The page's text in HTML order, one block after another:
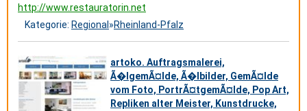
http://www.restauratorin.net
Kategorie: Regional »Rheinland-Pfalz
artoko. Auftragsmalerei,
Ã�lgemÃ¤lde, Ã�lbilder, GemÃ¤lde
vom Foto, PortrÃ¤tgemÃ¤lde, Pop Art,
Repliken alter Meister, Kunstdrucke,